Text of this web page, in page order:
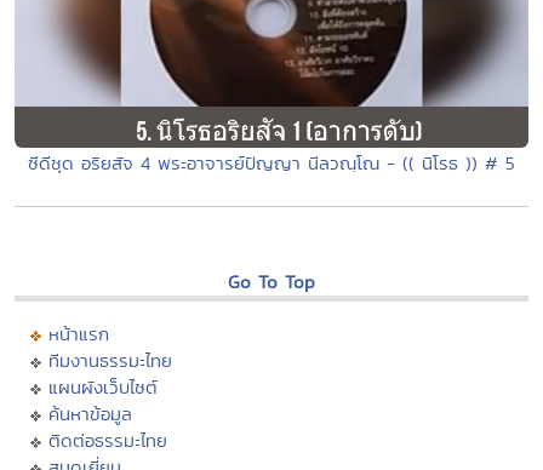
ซีดีชุด อริยสัจ 4 พระอาจารย์ปัญญา นีลวณฺโณ - (( นิโรธ )) # 5
Go To Top
หน้าแรก
ทีมงานธรรมะไทย
แผนผังเว็บไซต์
ค้นหาข้อมูล
ติดต่อธรรมะไทย